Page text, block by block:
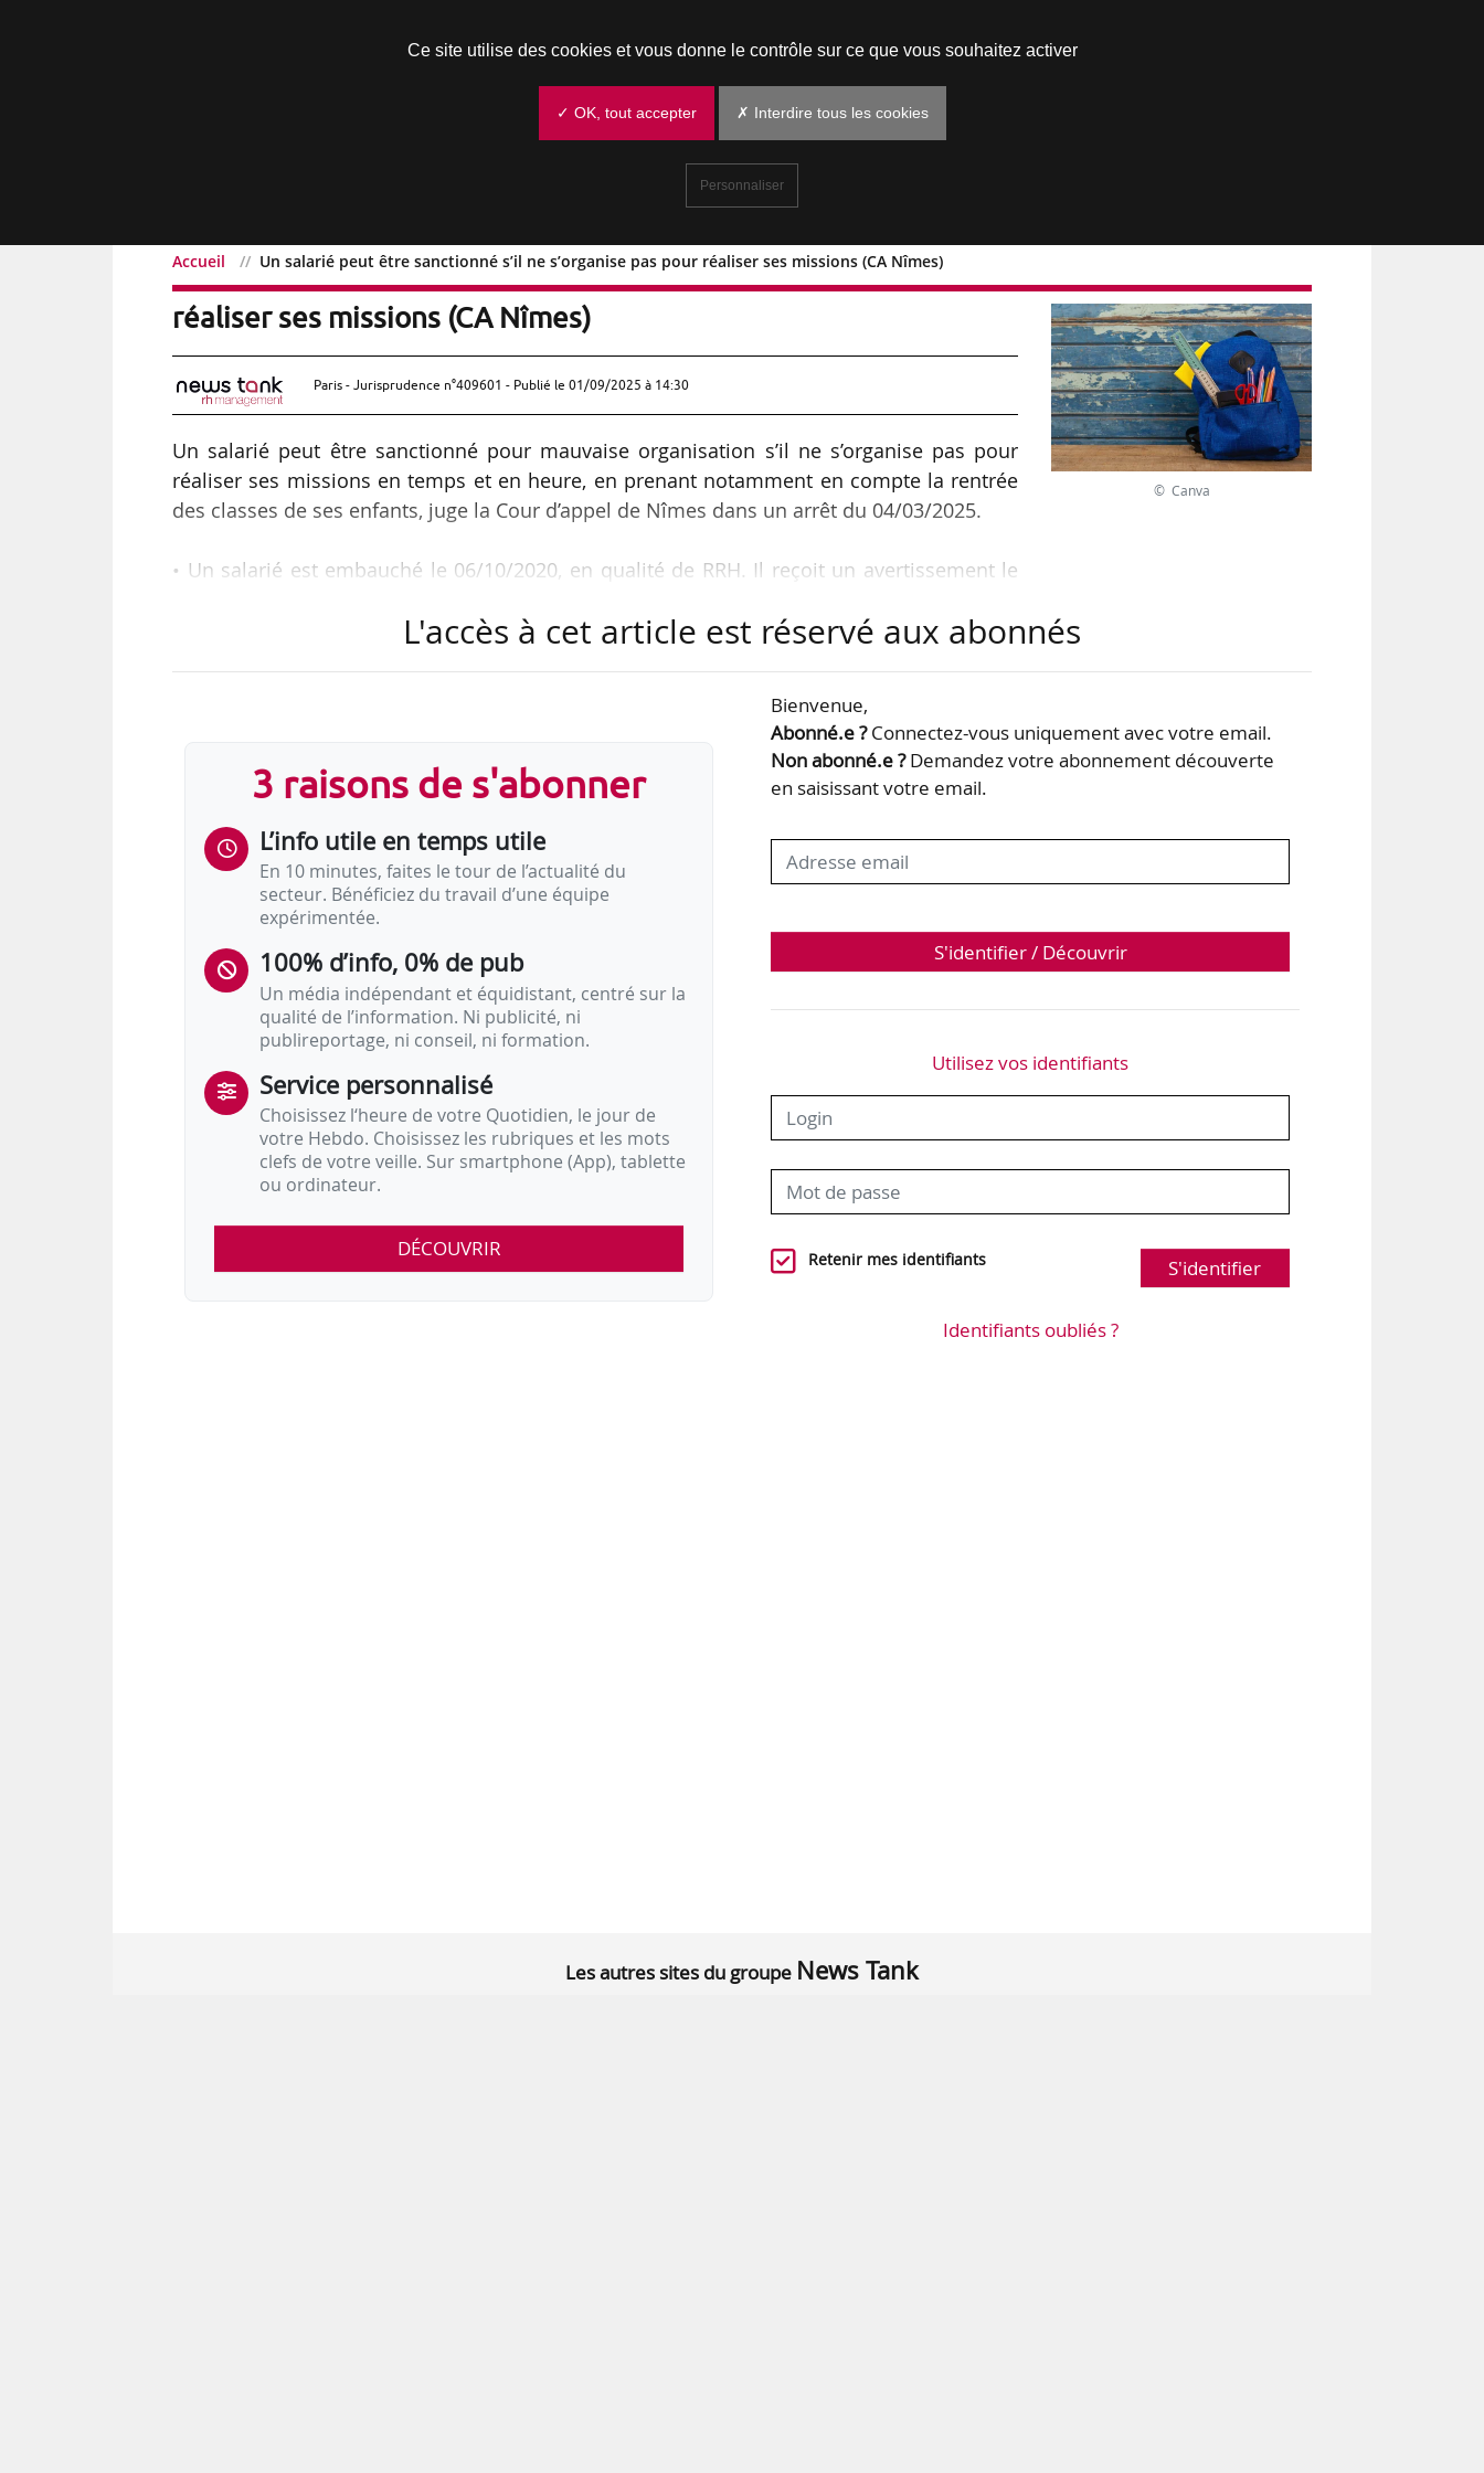
Accueil Un salarié peut être sanctionné s’il ne s’organise pas pour réaliser ses missions (CA Nîmes)
Un salarié peut être sanctionné s’il ne s’organise pas pour
réaliser ses missions (CA Nîmes)
Paris - Jurisprudence n°409601 - Publié le 01/09/2025 à 14:30
Un salarié peut être sanctionné pour mauvaise organisation s’il ne s’organise pas pour
réaliser ses missions en temps et en heure, en prenant notamment en compte la rentrée
des classes de ses enfants, juge la Cour d’appel de Nîmes dans un arrêt du 04/03/2025.
• Un salarié est embauché le 06/10/2020, en qualité de RRH. Il reçoit un avertissement le
rentrée des classes de ses enfants. Il démissionne, le 27/10/2021. Il saisit le CPH afin
• Le CPH rejette sa demande. Il juge que la sanction du salarié est bien fondée.
• La Cour d’appel confirme le jugement. Elle constate que l’employeur reproche au salarié
© Canva
L'accès à cet article est réservé aux abonnés
3 raisons de s'abonner
L’info utile en temps utile
En 10 minutes, faites le tour de l’actualité du
secteur. Bénéficiez du travail d’une équipe
expérimentée.
100% d’info, 0% de pub
Un média indépendant et équidistant, centré sur la
qualité de l’information. Ni publicité, ni
publireportage, ni conseil, ni formation.
Service personnalisé
Choisissez l‘heure de votre Quotidien, le jour de
votre Hebdo. Choisissez les rubriques et les mots
clefs de votre veille. Sur smartphone (App), tablette
ou ordinateur.
DÉCOUVRIR
Bienvenue,
Abonné.e ?Connectez-vous uniquement avec votre email.
Non abonné.e ?Demandez votre abonnement découverte
en saisissant votre email.
S'identifier / Découvrir
Utilisez vos identifiants
Retenir mes identifiants S'identifier
Identifiants oubliés ?
Les autres sites du groupe News Tank
Ce site utilise des cookies et vous donne le contrôle sur ce que vous souhaitez activer
✓ OK, tout accepter ✗ Interdire tous les cookies
Personnaliser